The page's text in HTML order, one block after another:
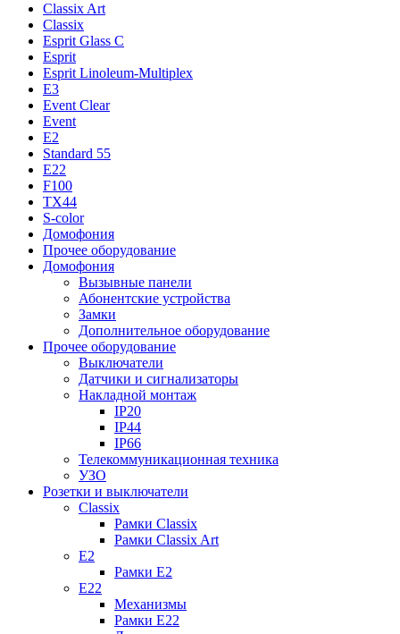
Classix Art
Classix
Esprit Glass C
Esprit
Esprit Linoleum-Multiplex
E3
Event Clear
Event
E2
Standard 55
E22
F100
TX44
S-color
Домофония
Прочее оборудование
Домофония
Вызывные панели
Абонентские устройства
Замки
Дополнительное оборудование
Прочее оборудование
Выключатели
Датчики и сигнализаторы
Накладной монтаж
IP20
IP44
IP66
Телекоммуникационная техника
УЗО
Розетки и выключатели
Classix
Рамки Classix
Рамки Classix Art
E2
Рамки E2
E22
Механизмы
Рамки E22